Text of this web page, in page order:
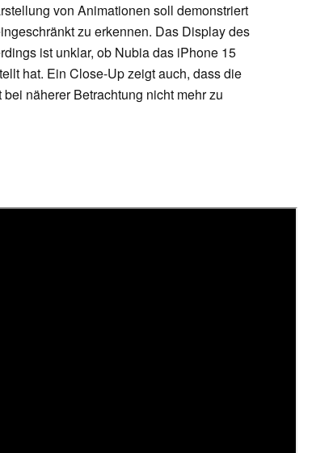
von Animationen soll demonstriert
zu erkennen. Das Display des
ist unklar, ob Nubia das iPhone 15
hat. Ein Close-Up zeigt auch, dass die
näherer Betrachtung nicht mehr zu